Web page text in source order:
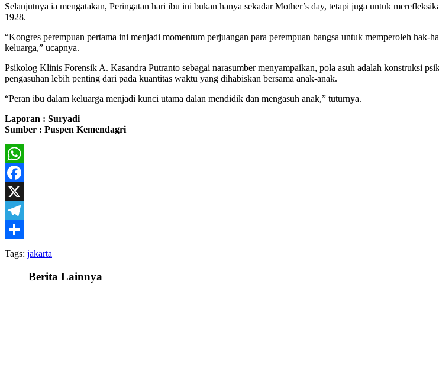
Selanjutnya ia mengatakan, Peringatan hari ibu ini bukan hanya sekadar Mother’s day, tetapi juga untuk
1928.
“Kongres perempuan pertama ini menjadi momentum perjuangan para perempuan bangsa untuk memperoleh hak-
keluarga,” ucapnya.
Psikolog Klinis Forensik A. Kasandra Putranto sebagai narasumber menyampaikan, pola asuh adalah konstruksi
pengasuhan lebih penting dari pada kuantitas waktu yang dihabiskan bersama anak-anak.
“Peran ibu dalam keluarga menjadi kunci utama dalan mendidik dan mengasuh anak,” tuturnya.
Laporan : Suryadi
Sumber : Puspen Kemendagri
WhatsApp
Facebook
X
Telegram
Share
Tags: jakarta
Berita Lainnya